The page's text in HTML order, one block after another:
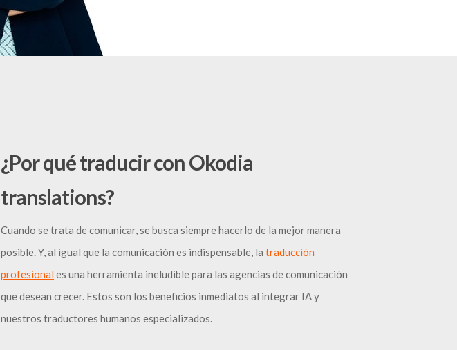
¿Por qué traducir con Okodia
translations?
Cuando se trata de comunicar, se busca siempre hacerlo de la mejor manera
posible. Y, al igual que la comunicación es indispensable, latraducción
profesional es una herramienta ineludible para las agencias de comunicación
que desean crecer. Estos son los beneficios inmediatos al integrar IA y
nuestros traductores humanos especializados.